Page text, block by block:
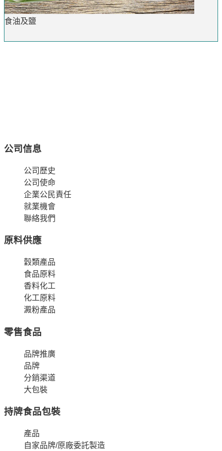
食油及鹽
公司信息
公司歷史
公司使命
企業公民責任
就業機會
聯絡我們
原料供應
穀類產品
食品原料
香料化工
化工原料
澱粉產品
零售食品
品牌推廣
品牌
分銷渠道
大包裝
持牌食品包裝
產品
自家品牌/原廠委託製造